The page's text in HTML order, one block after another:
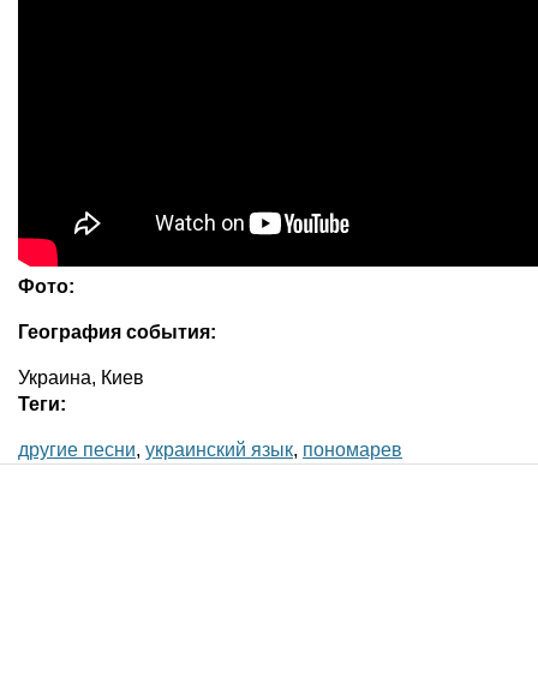
Фото:
География события:
Украина, Киев
Теги:
другие песни, украинский язык, пономарев